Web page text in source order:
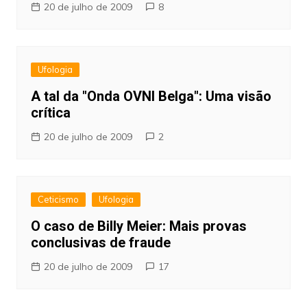
20 de julho de 2009 8
Ufologia
A tal da "Onda OVNI Belga": Uma visão
crítica
20 de julho de 2009 2
Ceticismo Ufologia
O caso de Billy Meier: Mais provas
conclusivas de fraude
20 de julho de 2009 17